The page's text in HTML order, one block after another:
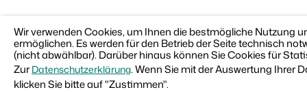
Wir verwenden Cookies, um Ihnen die bestmögliche Nutzung
ermöglichen. Es werden für den Betrieb der Seite technisch
(nicht abwählbar). Darüber hinaus können Sie Cookies für
ZurDatenschutzerklärung. Wenn Sie mit der Auswertung Ihrer
klicken Sie bitte auf "Zustimmen".